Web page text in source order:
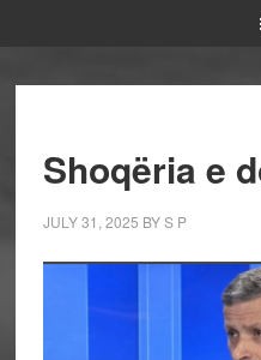
Shoqëria e
JULY 31, 2025 BYS P